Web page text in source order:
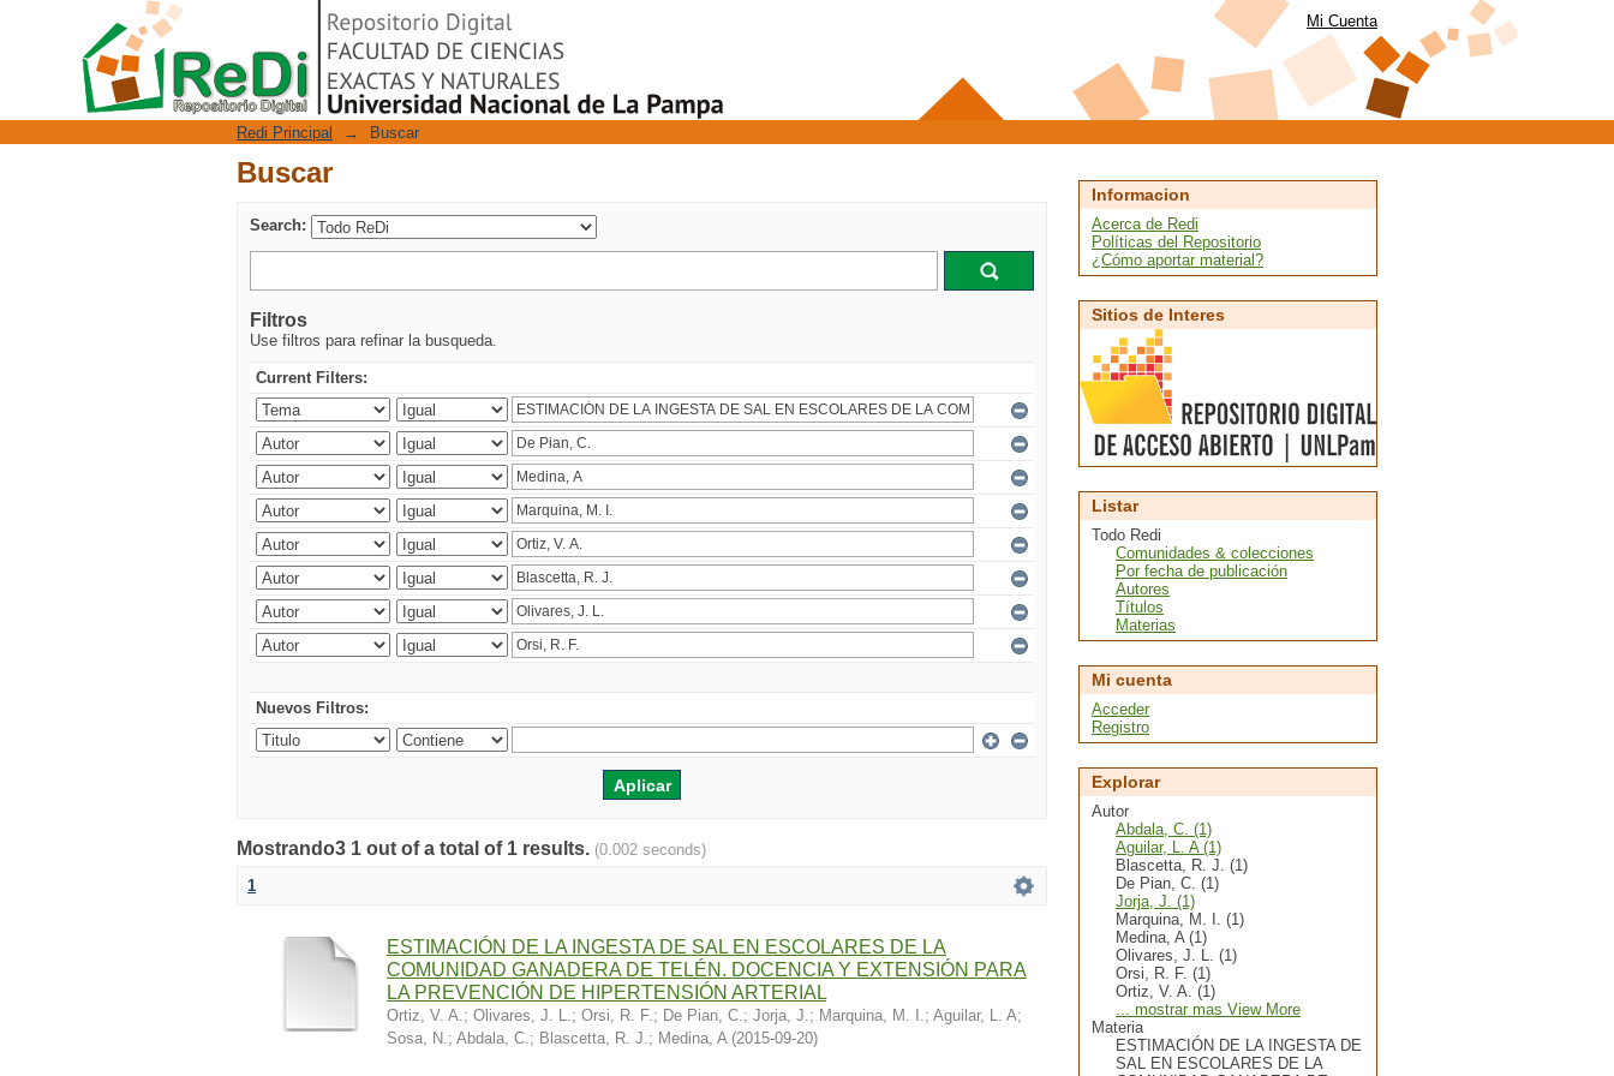
Buscar
Repositorio Digital Mi Cuenta
Redi Principal → Buscar
Buscar
Search:
Filtros
Use filtros para refinar la busqueda.
Current Filters:
Nuevos Filtros:
Mostrando3 1 out of a total of 1 results. (0.002 seconds)
1
ESTIMACIÓN DE LA INGESTA DE SAL EN ESCOLARES DE LA
COMUNIDAD GANADERA DE TELÉN. DOCENCIA Y EXTENSIÓN PARA
LA PREVENCIÓN DE HIPERTENSIÓN ARTERIAL
Ortiz, V. A.; Olivares, J. L.; Orsi, R. F.; De Pian, C.; Jorja, J.; Marquina, M. I.; Aguilar, L. A;
Sosa, N.; Abdala, C.; Blascetta, R. J.; Medina, A (2015-09-20)
Informacion
Acerca de Redi
Políticas del Repositorio
¿Cómo aportar material?
Sitios de Interes
Listar
Todo Redi
Comunidades & colecciones
Por fecha de publicación
Autores
Títulos
Materias
Mi cuenta
Acceder
Registro
Explorar
Autor
Abdala, C. (1)
Aguilar, L. A (1)
Blascetta, R. J. (1)
De Pian, C. (1)
Jorja, J. (1)
Marquina, M. I. (1)
Medina, A (1)
Olivares, J. L. (1)
Orsi, R. F. (1)
Ortiz, V. A. (1)
... mostrar mas View More
Materia
ESTIMACIÓN DE LA INGESTA DE
SAL EN ESCOLARES DE LA